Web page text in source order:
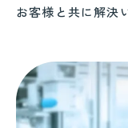
お客様と共に解決